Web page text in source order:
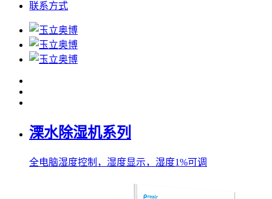
联系方式
溧水除湿机系列
全电脑湿度控制，湿度显示，湿度1%可调